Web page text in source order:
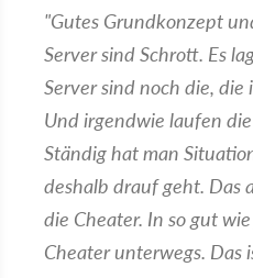
"Gutes Grundkonzept
Server sind Schrott. Es
Server sind noch die,
Und irgendwie laufen
Ständig hat man
deshalb drauf geht. Das
die Cheater. In so gut
Cheater unterwegs. Das